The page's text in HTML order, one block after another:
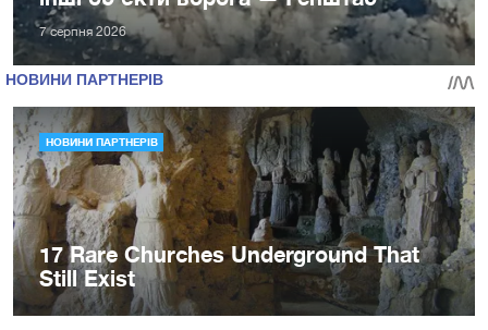
7 серпня 2026